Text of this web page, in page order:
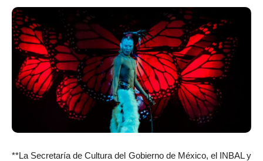
**La Secretaría de Cultura del Gobierno de México, el INBAL y